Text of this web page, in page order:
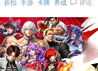
折扣 手游 卡牌 养成 评论